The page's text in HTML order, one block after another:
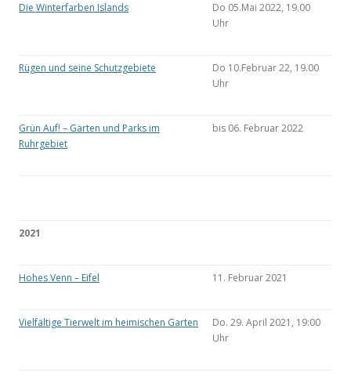
Die Winterfarben Islands
Do 05.Mai 2022, 19.00
Uhr
Rügen und seine Schutzgebiete
Do 10.Februar 22, 19.00
Uhr
Grün Auf! – Gärten und Parks im
Ruhrgebiet
bis 06. Februar 2022
2021
Hohes Venn – Eifel 11. Februar 2021
Vielfältige Tierwelt im heimischen Garten
Do. 29. April 2021, 19:00
Uhr